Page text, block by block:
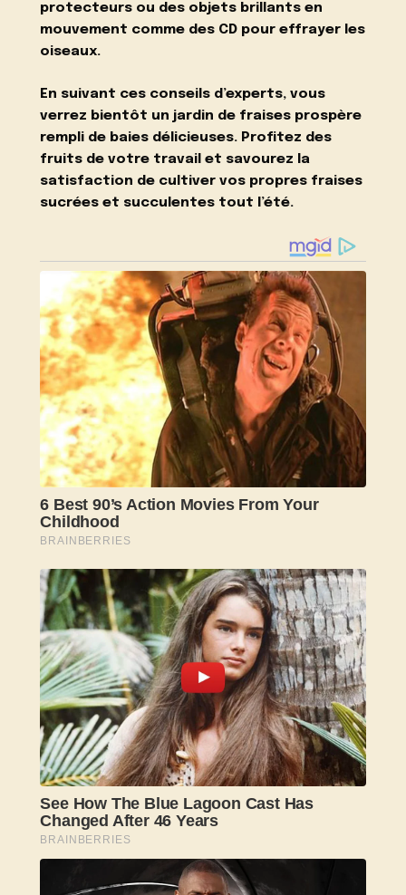
protecteurs ou des objets brillants en
mouvement comme des CD pour effrayer les
oiseaux.
En suivant ces conseils d’experts, vous
verrez bientôt un jardin de fraises prospère
rempli de baies délicieuses. Profitez des
fruits de votre travail et savourez la
satisfaction de cultiver vos propres fraises
sucrées et succulentes tout l’été.